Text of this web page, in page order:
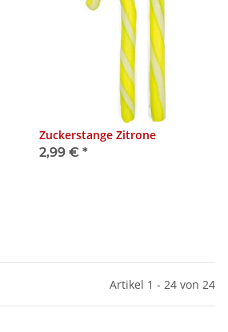
Zuckerstange Zitrone
2,99 € *
Artikel 1 - 24 von 24